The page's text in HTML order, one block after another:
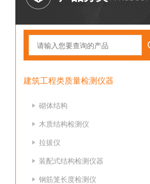
建筑工程类质量检测仪器
砌体结构
木质结构检测仪
拉拔仪
装配式结构检测仪器
钢筋笼长度检测仪